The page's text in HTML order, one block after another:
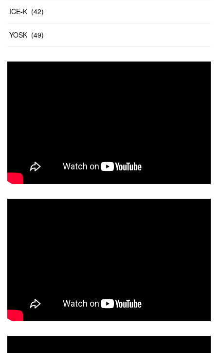
ICE-K (42)
YOSK (49)